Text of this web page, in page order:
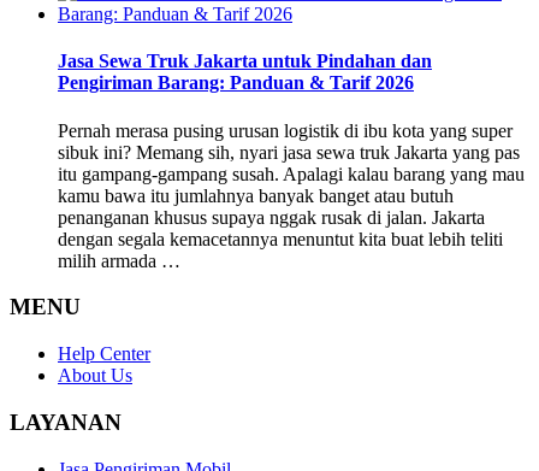
Jasa Sewa Truk Jakarta untuk Pindahan dan
Pengiriman Barang: Panduan & Tarif 2026
Pernah merasa pusing urusan logistik di ibu kota yang super
sibuk ini? Memang sih, nyari jasa sewa truk Jakarta yang pas
itu gampang-gampang susah. Apalagi kalau barang yang mau
kamu bawa itu jumlahnya banyak banget atau butuh
penanganan khusus supaya nggak rusak di jalan. Jakarta
dengan segala kemacetannya menuntut kita buat lebih teliti
milih armada …
MENU
Help Center
About Us
LAYANAN